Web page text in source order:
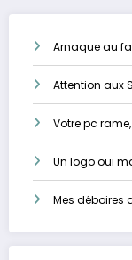
Arnaque au
Attention aux
Votre pc
Un logo oui
Mes déboires